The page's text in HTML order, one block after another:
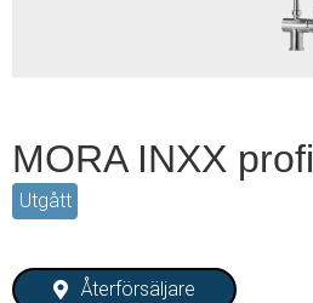
MORA INXX profi
Utgått
Återförsäljare